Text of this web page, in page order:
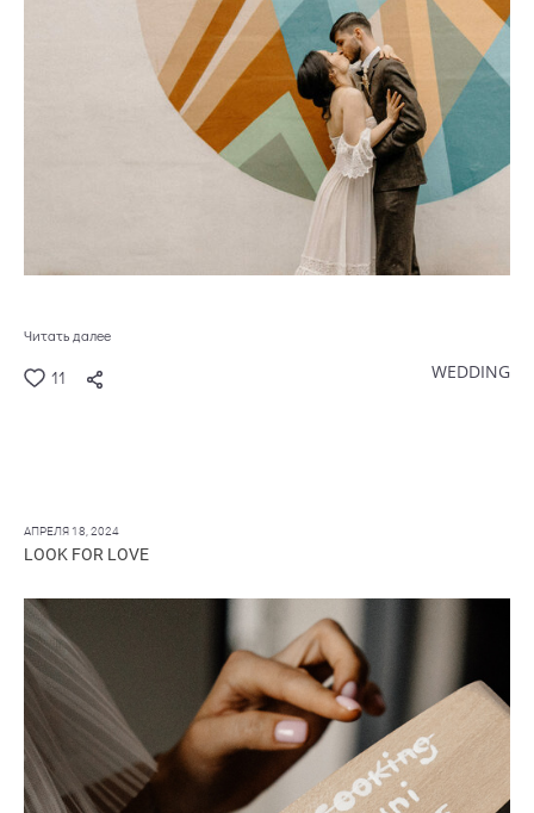
Читать далее
11 WEDDING
АПРЕЛЯ 18, 2024
LOOK FOR LOVE